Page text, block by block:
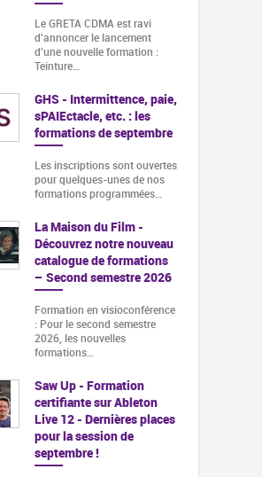
Le GRETA CDMA est ravi
d'annoncer le lancement
d'une nouvelle formation :
Teinture…
GHS - Intermittence, paie,
sPAIEctacle, etc. : les
formations de septembre
Les inscriptions sont ouvertes
pour quelques-unes de nos
formations programmées…
La Maison du Film -
Découvrez notre nouveau
catalogue de formations
– Second semestre 2026
Formation en visioconférence
: Pour le second semestre
2026, les nouvelles
formations…
Saw Up - Formation
certifiante sur Ableton
Live 12 - Dernières places
pour la session de
septembre !